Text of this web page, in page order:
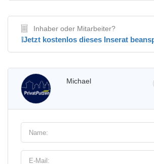
Inhaber oder Mitarbeiter?
❕Jetzt kostenlos dieses Inserat
Michael